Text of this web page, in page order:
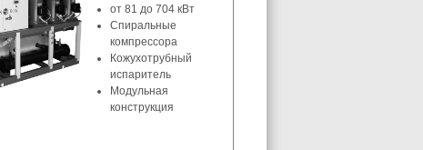
от 81 до 704 кВт
Спиральные
компрессора
Кожухотрубный
испаритель
Модульная
конструкция